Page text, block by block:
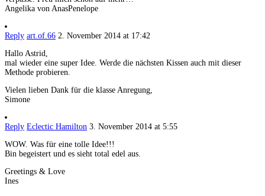
Angelika von AnasPenelope
Reply art.of.66 2. November 2014 at 17:42
Hallo Astrid,
mal wieder eine super Idee. Werde die nächsten Kissen auch mit dieser
Methode probieren.
Vielen lieben Dank für die klasse Anregung,
Simone
Reply Eclectic Hamilton 3. November 2014 at 5:55
WOW. Was für eine tolle Idee!!!
Bin begeistert und es sieht total edel aus.
Greetings & Love
Ines